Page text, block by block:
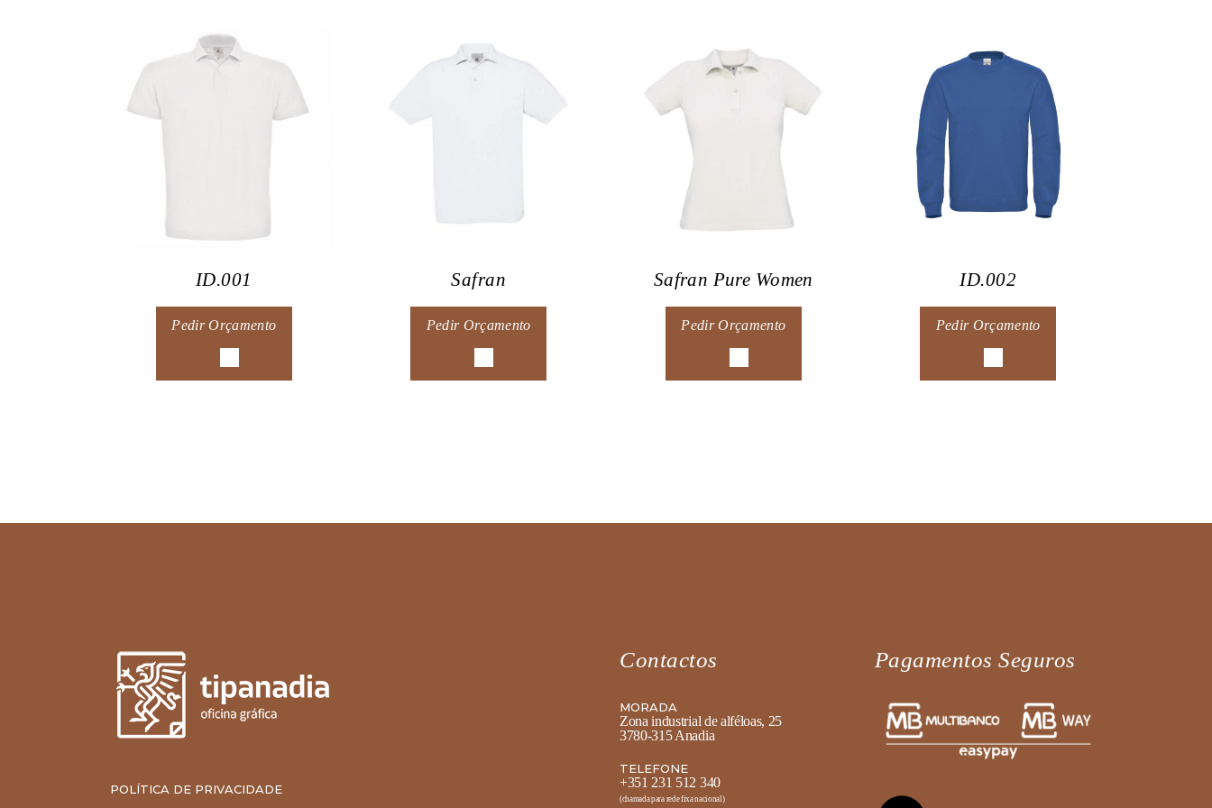
ID.001
Pedir Orçamento
Safran
Pedir Orçamento
Safran Pure Women
Pedir Orçamento
ID.002
Pedir Orçamento
POLÍTICA DE PRIVACIDADE
Contactos
MORADA
Zona industrial de alféloas, 25
3780-315 Anadia
TELEFONE
+351 231 512 340
(chamada para rede fixa nacional)
Pagamentos Seguros